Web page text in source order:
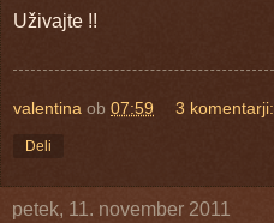
Uživajte !!
valentina ob 07:59 3 komentarji:
Deli
petek, 11. november 2011